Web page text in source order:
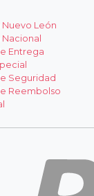
León
Entrega
Seguridad
Reembolso